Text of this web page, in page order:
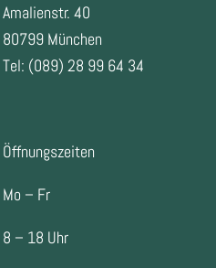
Amalienstr. 40
80799 München
Tel: (089) 28 99 64 34
Öffnungszeiten
Mo – Fr
8 – 18 Uhr